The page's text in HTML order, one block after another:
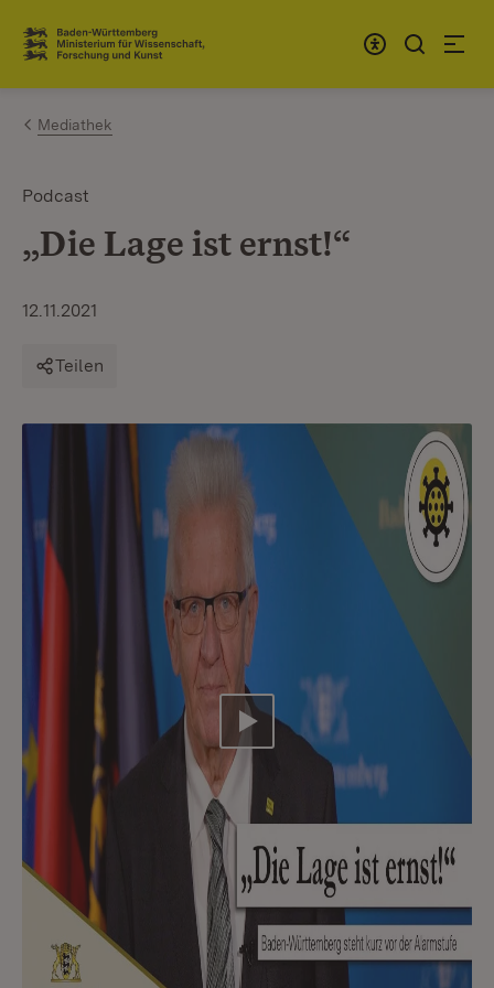
Zum Inhalt springen
Link zur Startseite
Mediathek
Podcast
„Die Lage ist ernst!“
12.11.2021
Teilen
Video abspielen